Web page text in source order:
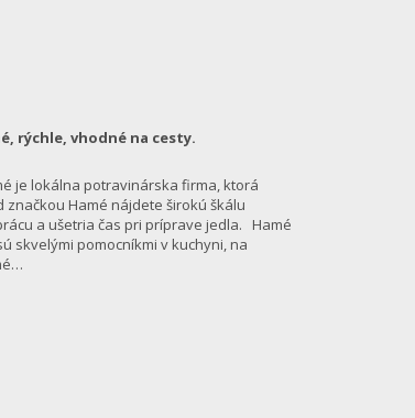
rýchle, vhodné na cesty.
je lokálna potravinárska firma, ktorá
Hamé nájdete širokú škálu
a ušetria čas pri príprave jedla. Hamé
skvelými pomocníkmi v kuchyni, na